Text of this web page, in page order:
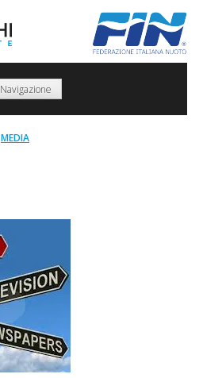
Navigazione
MEDIA